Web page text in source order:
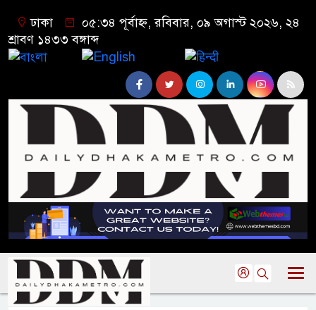
ঢাকা
০৫:৩৪ পূর্বাহ্ন, রবিবার, ০৯ অগাস্ট ২০২৬, ২৪
শ্রাবণ ১৪৩৩ বঙ্গাব্দ